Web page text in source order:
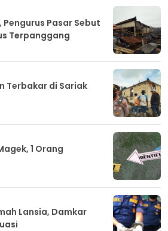
Pasar Sebut
Terpanggang
Terbakar di Sariak
1 Orang
Lansia, Damkar